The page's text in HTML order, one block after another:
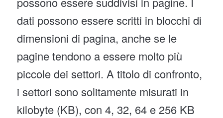
dati possono essere scritti in blocchi di
dimensioni di pagina, anche se le
pagine tendono a essere molto più
piccole dei settori. A titolo di confronto,
i settori sono solitamente misurati in
kilobyte (KB), con 4, 32, 64 e 256 KB